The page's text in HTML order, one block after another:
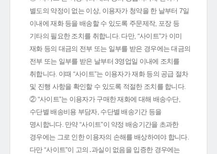
별도의 약정이 없는 이상, 이용자가 청약을 한 날부터 7일
이내에 재화 등을 배송할 수 있도록 주문제작, 포장 등
기타의 필요한 조치를 취합니다. 다만, “사이트”가 이미
재화 등의 대금의 전부 또는 일부를 받은 경우에는 대금의
전부 또는 일부를 받은 날부터 3영업일 이내에 조치를
취합니다. 이때 “사이트”는 이용자가 재화 등의 공급 절차
및 진행 사항을 확인할 수 있도록 적절한 조치를 합니다.
② “사이트”는 이용자가 구매한 재화에 대해 배송수단,
수단별 배송비용 부담자, 수단별 배송기간 등을
명시합니다. 만약 “사이트”이 약정 배송기간을 초과한
경우에는 그로 인한 이용자의 손해를 배상하여야 합니다.
다만 “사이트”이 고의․과실이 없음을 입증한 경우에는